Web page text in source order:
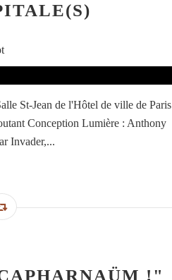
St-Jean de l'Hôtel de ville de Paris
Conception Lumière : Anthony
Invader,...
!"